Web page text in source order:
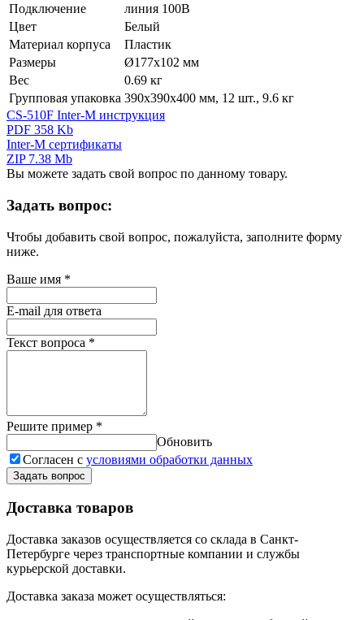
Подключение
линия 100В
Цвет
Белый
Материал корпуса
Пластик
Размеры
Ø177х102 мм
Вес
0.69 кг
Групповая упаковка 390х390х400 мм, 12 шт., 9.6 кг
CS-510F Inter-M инструкция
PDF 358 Kb
Inter-M сертификаты
ZIP 7.38 Mb
Вы можете задать свой вопрос по данному товару.
Задать вопрос:
Чтобы добавить свой вопрос, пожалуйста, заполните форму
ниже.
Ваше имя *
E-mail для ответа
Текст вопроса *
Решите пример *
Обновить
Согласен с условиями обработки данных
Задать вопрос
Доставка товаров
Доставка заказов осуществляется со склада в Санкт-
Петербурге через транспортные компании и службы
курьерской доставки.
Доставка заказа может осуществляться: